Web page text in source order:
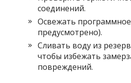
соединений.
Освежать программное
предусмотрено).
Сливать воду из
чтобы избежать
повреждений.